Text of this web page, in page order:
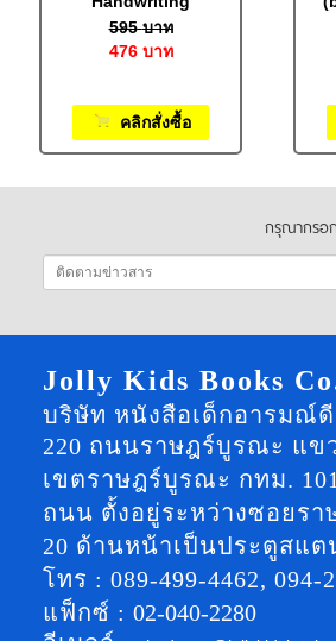
Books set of
books 1–7: In
595 บาท
476 บาท
คลิกสั่งซื้อ
กรุณากรอ
Jolly Kids Books
บริษัท หนังสือเด็กอารมณ์ดี
220 ถนนราษฎร์บูรณะ แข
เขตราษฎร์บูรณะ กทม.
ถนน ตั้งอยู่ระหว่างซอยรา
20 ด้านหน้าเป็นประตูสแต
โทร : 089-499-4462, 094-
แฟ็กซ์ : 02-040-2280